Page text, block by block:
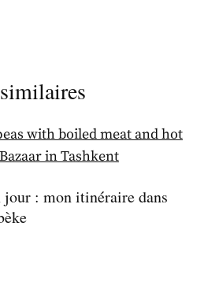
jour : mon itinéraire dans